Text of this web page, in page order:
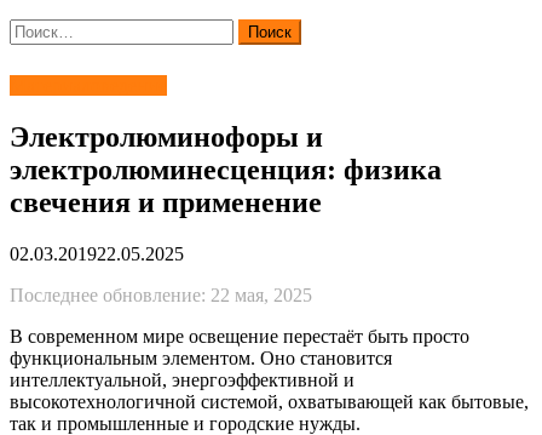
Найти:
Электролюминофоры и
электролюминесценция: физика
свечения и применение
02.03.201922.05.2025
Последнее обновление: 22 мая, 2025
В современном мире освещение перестаёт быть просто
функциональным элементом. Оно становится
интеллектуальной, энергоэффективной и
высокотехнологичной системой, охватывающей как бытовые,
так и промышленные и городские нужды.